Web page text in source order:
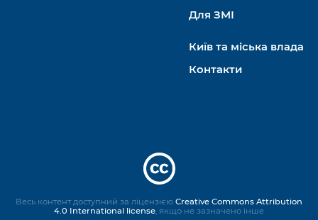
Для ЗМІ
Київ та міська влада
Контакти
Весь контент доступний за ліцензією Creative Commons Attribution
4.0 International license, якщо не зазначено інше